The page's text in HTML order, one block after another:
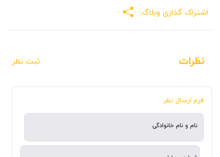
اشتراک گذاری وبلاگ
نظرات ثبت نظر
فرم ارسال نظر
نام و نام خانوادگی